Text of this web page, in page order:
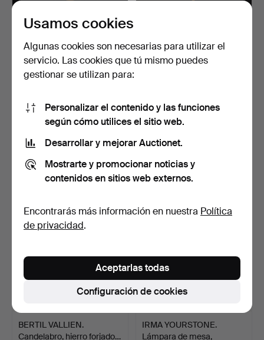
LÁMPARA DE ARAÑA,
estilo veneciano, crista…
Subastado 28 jul 2026
22 pujas
169 USD
LÁMPARA DE ARAÑA,
estilo gustaviano, prime…
16 pujas
257 USD
BERTIL VALLIEN.
Candelabro, hierro forjado…
IRMA YOURSTONE.
Lámpara de mesa,
Usamos cookies
Algunas cookies son necesarias para utilizar el
servicio. Las cookies que tú mismo puedes
gestionar se utilizan para:
Personalizar el contenido y las funciones
según cómo utilices el sitio web.
Desarrollar y mejorar Auctionet.
Mostrarte y promocionar noticias y
contenidos en sitios web externos.
Encontrarás más información en nuestra Política
de privacidad.
Configuración de cookies
Aceptarlas todas